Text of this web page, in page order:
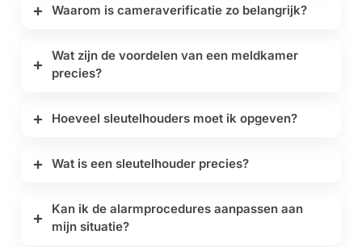
Waarom is cameraverificatie zo belangrijk?
Wat zijn de voordelen van een meldkamer
precies?
Hoeveel sleutelhouders moet ik opgeven?
Wat is een sleutelhouder precies?
Kan ik de alarmprocedures aanpassen aan
mijn situatie?